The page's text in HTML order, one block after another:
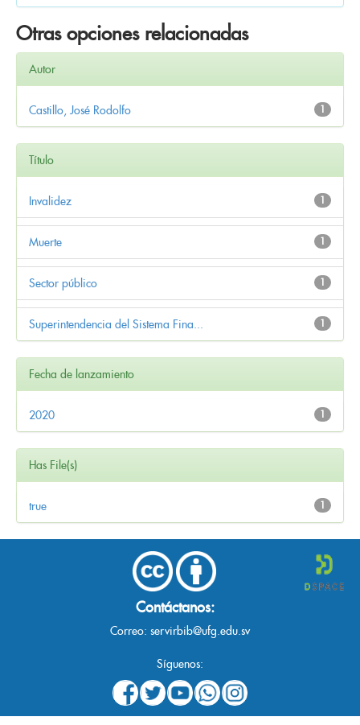
Otras opciones relacionadas
Autor
1
Castillo, José Rodolfo
Título
1
Invalidez
1
Muerte
1
Sector público
1
Superintendencia del Sistema Fina...
Fecha de lanzamiento
1
2020
Has File(s)
1
true
Contáctanos:
Correo: servirbib@ufg.edu.sv
Síguenos: